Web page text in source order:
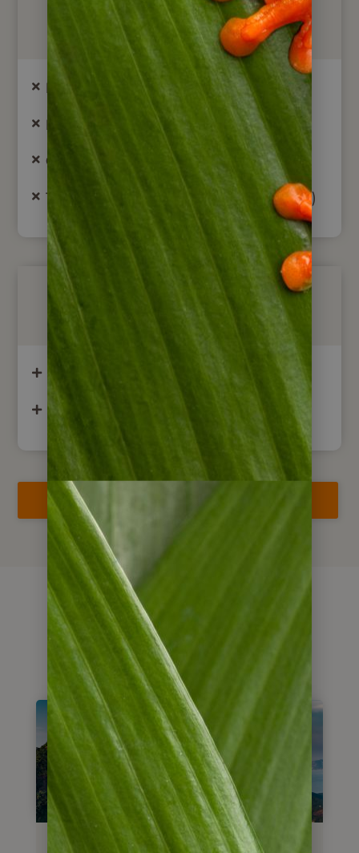
Nicht im Preis enthalten
Internationale und nationale Flüge
Hotelübernachtungen in Cuiabá
Getränke & nicht erwähnte Mahlzeiten
Tourismussteuer (3 USD pro Person pro Tag)
Optional buchbar
Zusatznächte
weitere Ausflüge
Reise jetzt anfragen
Alternativen &
Kombinationen
Gruppenreise
Brasilien Highlights